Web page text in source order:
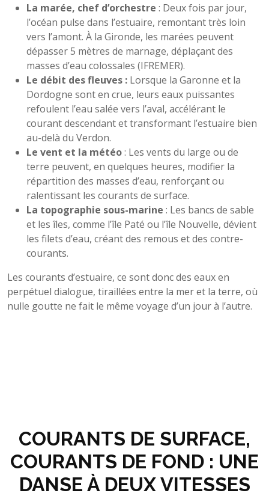
La marée, chef d’orchestre : Deux fois par jour,
l’océan pulse dans l’estuaire, remontant très loin
vers l’amont. À la Gironde, les marées peuvent
dépasser 5 mètres de marnage, déplaçant des
masses d’eau colossales (IFREMER).
Le débit des fleuves : Lorsque la Garonne et la
Dordogne sont en crue, leurs eaux puissantes
refoulent l’eau salée vers l’aval, accélérant le
courant descendant et transformant l’estuaire bien
au-delà du Verdon.
Le vent et la météo: Les vents du large ou de
terre peuvent, en quelques heures, modifier la
répartition des masses d’eau, renforçant ou
ralentissant les courants de surface.
La topographie sous-marine : Les bancs de sable
et les îles, comme l’île Paté ou l’île Nouvelle, dévient
les filets d’eau, créant des remous et des contre-
courants.
Les courants d’estuaire, ce sont donc des eaux en
perpétuel dialogue, tiraillées entre la mer et la terre, où
nulle goutte ne fait le même voyage d’un jour à l’autre.
COURANTS DE SURFACE,
COURANTS DE FOND : UNE
DANSE À DEUX VITESSES